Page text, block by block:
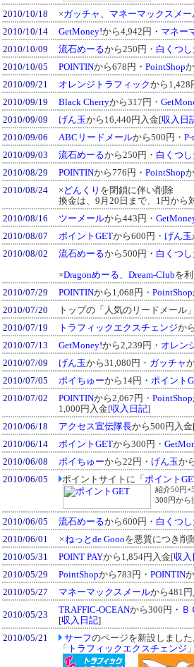
2010/10/18 ×ガッチャ、マネーマックスメー
2010/10/14
GetMoney!から4,942円・ マネー
2010/10/09
流石めーるから250円・ 白くつ
2010/10/05
POINTINから678円・ PointShop
2010/09/21
オレンジトラフィックから1,428
2010/09/19
Black Cherryから317円・
2010/09/09
げん玉から16,440円入金[収入日
2010/09/06
ABCリードメールから500円・ P-
2010/09/03
流石めーるから250円・ 白くつ
2010/08/29
POINTINから776円・ PointShop
2010/08/24
× どんくり を閉鎖に伴い削除
換金は、9月20日まで、1円から
2010/08/16
ツーメールから443円・
2010/08/07
ポイントGETから600円・ げん玉
2010/08/02
流石めーるから500円・ 白くつ
×Dragonめーる、Dream-Clubを
2010/07/29
POINTINから1,068円・ PointShop
2010/07/20
トップの「人気のリードメール
2010/07/19
トラフィックエクスチェンジか
2010/07/13
GetMoney!から2,239円・ オレン
2010/07/09
げん玉から31,080円・ ガッチャ
2010/07/05
ポイちゅーから14円・ ポイント
2010/07/02
POINTINから2,067円・ PointShop
1,000円入金[収入日記]
2010/06/18
アクセス宣伝隊長から500円入
2010/06/14
ポイントGETから300円・
2010/06/08
ポイちゅーから22円・ げん玉か
2010/06/05
ポイントサイトに「ポイント
紹介50円
300円から
2010/06/05 流石めーるから600円・ 白くつ
2010/06/01
×ねっとde Goooを悪質につき削
2010/05/31
POINT PAYから1,854円入金[収
2010/05/29
PointShopから783円・ POINTIN
2010/05/27
マネーマックスメールから481
2010/05/23 TRAFFIC-OCEANから300円・ Ｂ
[収入日記]
2010/05/21
サーフのページを新設しました
「 トラフィックエクスチェンジ